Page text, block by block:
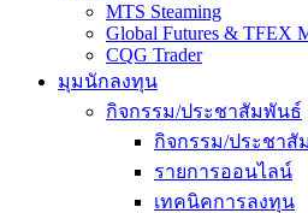
MTS Steaming
Global Futures & TFEX
CQG Trader
มุมนักลงทุน
กิจกรรม/ประชาสัมพันธ์
กิจกรรม/ประชาสั
รายการออนไลน์
เทคนิคการลงทุน